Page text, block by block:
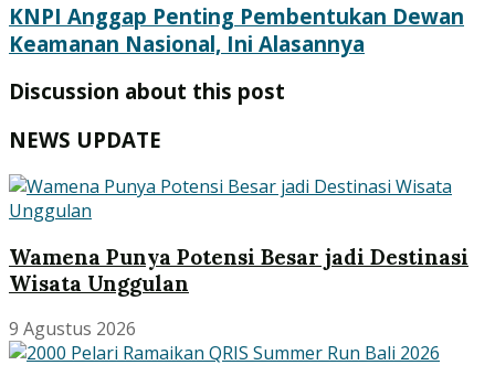
KNPI Anggap Penting Pembentukan Dewan
Keamanan Nasional, Ini Alasannya
Discussion about this post
NEWS UPDATE
Wamena Punya Potensi Besar jadi Destinasi
Wisata Unggulan
9 Agustus 2026